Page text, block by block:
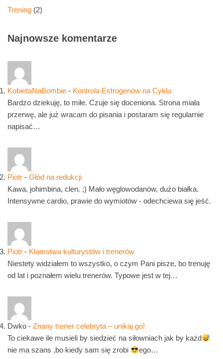
Trening (2)
Najnowsze komentarze
KobietaNaBombie - Kontrola Estrogenów na Cyklu
Bardzo dziekuję, to miłe. Czuje się doceniona. Strona miała
przerwę, ale już wracam do pisania i postaram się regularnie
napisać…
Piotr - Głód na redukcji
Kawa, johimbina, clen. ;) Mało węglowodanów, dużo białka.
Intensywne cardio, prawie do wymiotów - odechciewa się jeść.
Piotr - Kłamstwa kulturystów i trenerów
Niestety widziałem to wszystko, o czym Pani pisze, bo trenuję
od lat i poznałem wielu trenerów. Typowe jest w tej…
Dwko - Znany trener celebryta – unikaj go!
To ciekawe ile musieli by siedzieć na siłowniach jak by każd
nie ma szans ,bo kiedy sam się zrobi
ego…